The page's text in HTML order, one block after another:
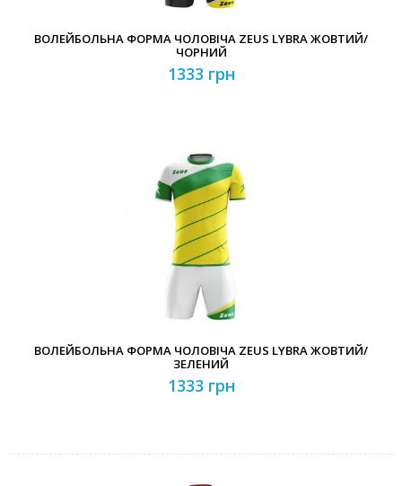
ВОЛЕЙБОЛЬНА ФОРМА ЧОЛОВІЧА ZEUS LYBRA ЖОВТИЙ/
ЧОРНИЙ
1333 грн
ВОЛЕЙБОЛЬНА ФОРМА ЧОЛОВІЧА ZEUS LYBRA ЖОВТИЙ/
ЗЕЛЕНИЙ
1333 грн